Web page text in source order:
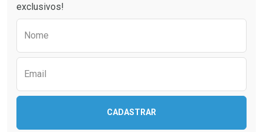
exclusivos!
Nome
Email
CADASTRAR